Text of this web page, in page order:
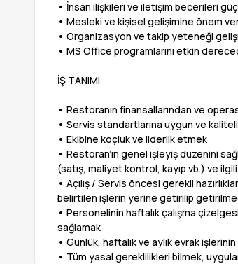
• İnsan ilişkileri ve iletişim becerileri
• Mesleki ve kişisel gelişimine önem
• Organizasyon ve takip yeteneği
• MS Office programlarını etkin
İŞ TANIMI
• Restoranın finansallarından ve
• Servis standartlarına uygun ve
• Ekibine koçluk ve liderlik etmek
• Restoran’ın genel işleyiş düzenini
(satış, maliyet kontrol, kayıp vb.) ve
• Açılış / Servis öncesi gerekli
belirtilen işlerin yerine getirilip
• Personelinin haftalık çalışma
sağlamak
• Günlük, haftalık ve aylık evrak
• Tüm yasal gereklilikleri bilmek,